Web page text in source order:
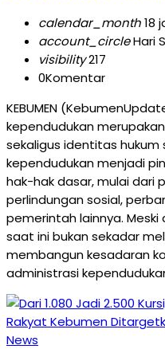
calendar_month18
account_circleHari
visibility217
0Komentar
KEBUMEN
kependudukan
sekaligus identitas
kependudukan menjadi
hak-hak dasar, mulai dari
perlindungan sosial,
pemerintah lainnya.
saat ini bukan sekadar
membangun kesadaran
administrasi
News